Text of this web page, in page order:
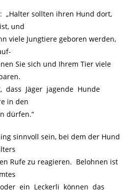
„Halter sollten ihren Hund dort,
und
viele Jungtiere geboren werden,
Sie sich und Ihrem Tier viele
dass Jäger jagende Hunde
in den
dürfen.“
sinnvoll sein, bei dem der Hund
Rufe zu reagieren. Belohnen ist
ein Leckerli können das